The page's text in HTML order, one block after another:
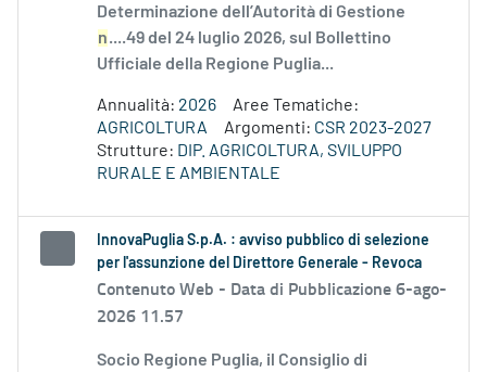
Determinazione dell’Autorità di Gestione
n....49 del 24 luglio 2026, sul Bollettino
Ufficiale della Regione Puglia...
Annualità: 2026
Aree Tematiche:
AGRICOLTURA
Argomenti: CSR 2023-2027
Strutture: DIP. AGRICOLTURA, SVILUPPO
RURALE E AMBIENTALE
InnovaPuglia S.p.A. : avviso pubblico di selezione
per l'assunzione del Direttore Generale - Revoca
Contenuto Web - Data di Pubblicazione 6-ago-
2026 11.57
Socio Regione Puglia, il Consiglio di